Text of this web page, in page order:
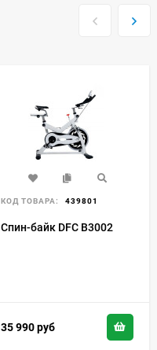
КОД ТОВАРА: 439801
Спин-байк DFC B3002
35 990руб